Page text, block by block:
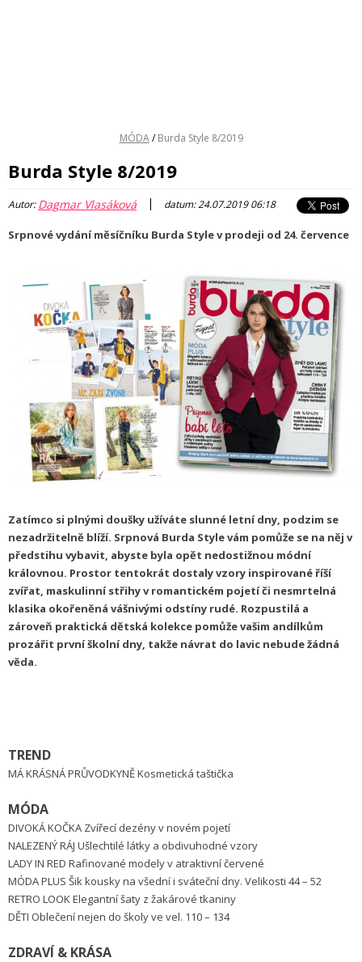
MÓDA / Burda Style 8/2019
Burda Style 8/2019
Autor:Dagmar Vlasáková | datum: 24.07.2019 06:18
Srpnové vydání měsíčníku Burda Style v prodeji od 24. července
Zatímco si plnými doušky užíváte slunné letní dny, podzim se
nezadržitelně blíží. Srpnová Burda Style vám pomůže se na něj v
předstihu vybavit, abyste byla opět nedostižnou módní
královnou. Prostor tentokrát dostaly vzory inspirované říší
zvířat, maskulinní střihy v romantickém pojetí či nesmrtelná
klasika okořeněná vášnivými odstíny rudé. Rozpustilá a
zároveň praktická dětská kolekce pomůže vašim andílkům
prozářit první školní dny, takže návrat do lavic nebude žádná
věda.
TREND
MÁ KRÁSNÁ PRŮVODKYNĚ Kosmetická taštička
MÓDA
DIVOKÁ KOČKA Zvířecí dezény v novém pojetí
NALEZENÝ RÁJ Ušlechtilé látky a obdivuhodné vzory
LADY IN RED Rafinované modely v atraktivní červené
MÓDA PLUS Šik kousky na všední i sváteční dny. Velikosti 44 – 52
RETRO LOOK Elegantní šaty z žakárové tkaniny
DĚTI Oblečení nejen do školy ve vel. 110 – 134
ZDRAVÍ & KRÁSA